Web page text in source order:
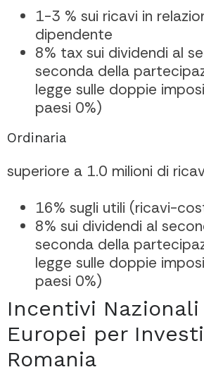
1-3 % sui ricavi in
dipendente
8% tax sui dividendi al
seconda della
legge sulle doppie
paesi 0%)
Ordinaria
superiore a 1.0 milioni di
16% sugli utili (ricavi-
8% sui dividendi al
seconda della
legge sulle doppie
paesi 0%)
Incentivi Nazionali
Europei per
Romania